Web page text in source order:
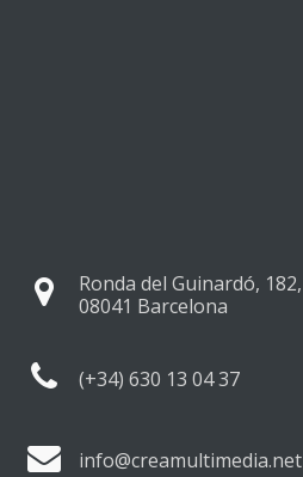
Ronda del Guinardó, 182,
08041 Barcelona
(+34) 630 13 04 37
info@creamultimedia.net